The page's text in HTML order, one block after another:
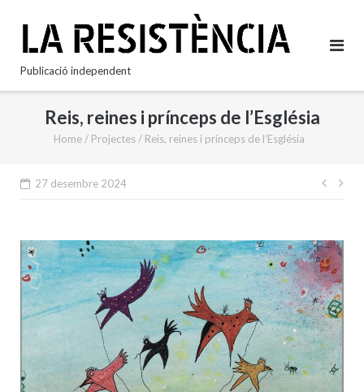
content
Publicació independent
Reis, reines i prínceps de l’Església
Home / Projectes / Reis, reines i prínceps de l’Església
27 desembre 2024